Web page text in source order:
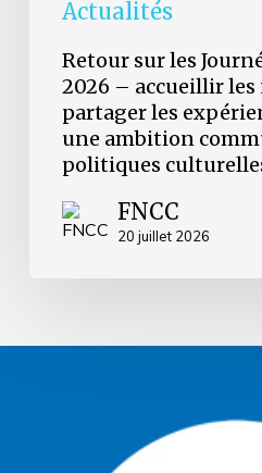
Actualités
porter
ambition
commune
politiques
culturelles
Retour sur les
2026 – accueillir les
partager les
une ambition
politiques
FNCC
20 juillet 2026